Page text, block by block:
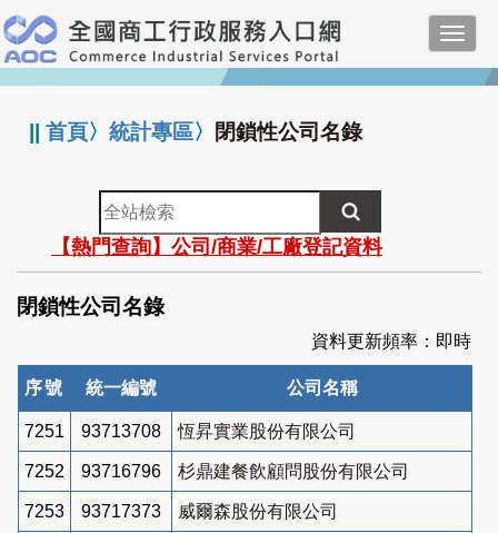
跳
到
主
要
:::
||首頁〉統計專區〉 閉鎖性公司名錄
全
站
檢
索
【熱門查詢】公司/商業/工廠登記資料
閉鎖性公司名錄
資料更新頻率：即時
序號 統一編號 公司名稱
7251 93713708 恆昇實業股份有限公司
7252 93716796 杉鼎建餐飲顧問股份有限公司
7253 93717373 威爾森股份有限公司